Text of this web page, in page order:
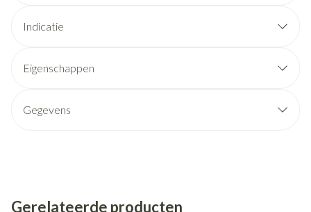
Indicatie
Eigenschappen
Gegevens
Gerelateerde producten